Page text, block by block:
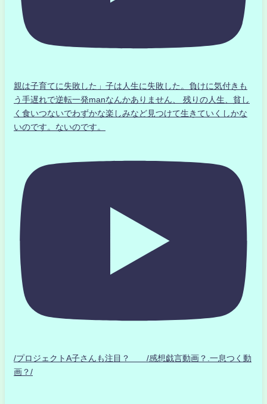
親は子育てに失敗した」子は人生に失敗した。負けに気付きも
う手遅れで逆転一発manなんかありません、 残りの人生、貧し
く食いつないでわずかな楽しみなど見つけて生きていくしかな
いのです。ないのです。
/プロジェクトA子さんも注目？ /感想戯言動画？.一息つく動
画？/